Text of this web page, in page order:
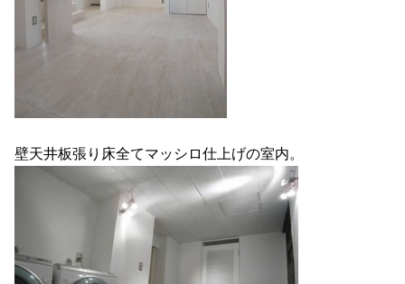
壁天井板張り床全てマッシロ仕上げの室内。